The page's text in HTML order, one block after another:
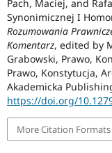
Pach, Maciej, and
Synonimicznej I
Rozumowania
Komentarz, edited by
Grabowski, Prawo,
Prawo, Konstytucja,
Akademicka
https://doi.org/
More Citation Formats